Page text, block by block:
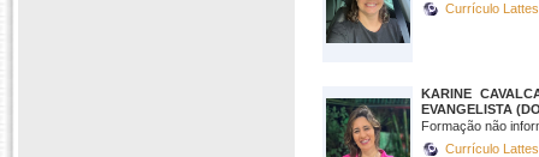
Currículo
KARINE
EVANGELISTA
Formação não
Currículo